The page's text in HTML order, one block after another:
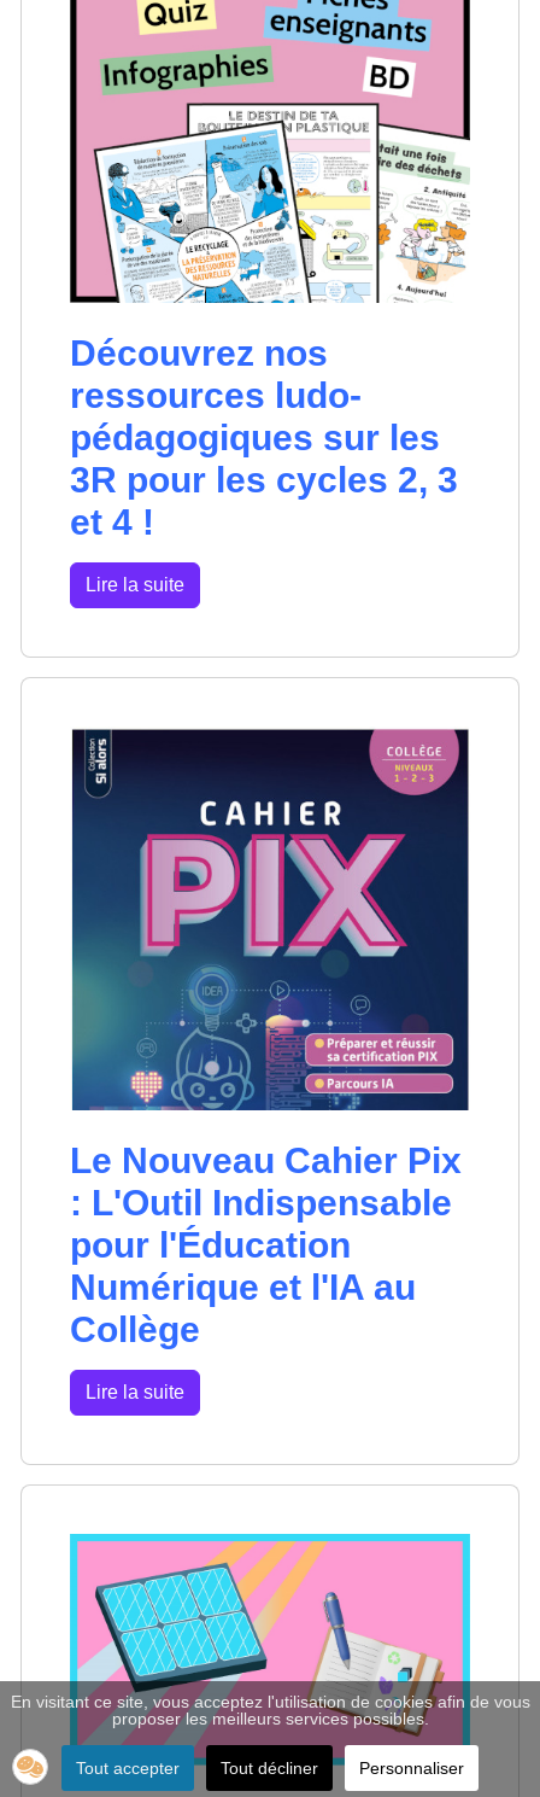
Découvrez nos
ressources ludo-
pédagogiques sur les
3R pour les cycles 2, 3
et 4 !
Lire la suite
Le Nouveau Cahier Pix
: L'Outil Indispensable
pour l'Éducation
Numérique et l'IA au
Collège
Lire la suite
En visitant ce site, vous acceptez l'utilisation de cookies afin de vous
proposer les meilleurs services possibles.
Tout accepter Tout décliner Personnaliser